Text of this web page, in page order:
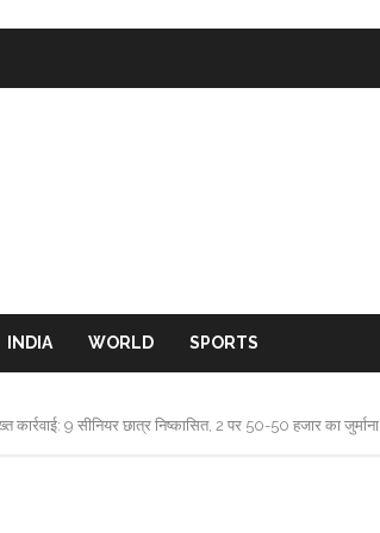
INDIA WORLD SPORTS
9 सीनियर छात्र निष्कासित, 2 पर 50-50 हजार का जुर्माना